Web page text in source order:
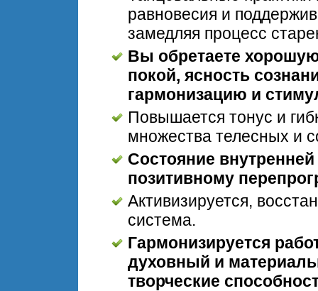
равновесия и
замедляя процесс
Вы обретаете
покой, ясность
гармонизацию и
Повышается тонус и
множества телесных и
Состояние
позитивному
Активизируется,
система.
Гармонизируется
духовный и
творческие